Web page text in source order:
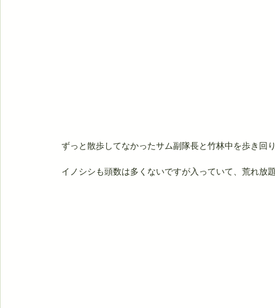
ずっと散歩してなかったサム副隊長と竹林中を歩き回り
イノシシも頭数は多くないですが入っていて、荒れ放題